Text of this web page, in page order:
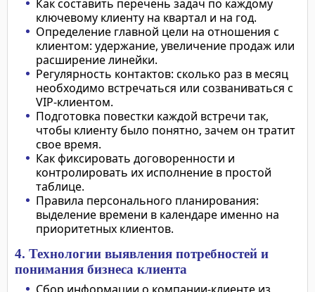
Как составить перечень задач по каждому
ключевому клиенту на квартал и на год.
Определение главной цели на отношения с
клиентом: удержание, увеличение продаж или
расширение линейки.
Регулярность контактов: сколько раз в месяц
необходимо встречаться или созваниваться с
VIP-клиентом.
Подготовка повестки каждой встречи так,
чтобы клиенту было понятно, зачем он тратит
свое время.
Как фиксировать договоренности и
контролировать их исполнение в простой
таблице.
Правила персонального планирования:
выделение времени в календаре именно на
приоритетных клиентов.
4. Технологии выявления потребностей и
понимания бизнеса клиента